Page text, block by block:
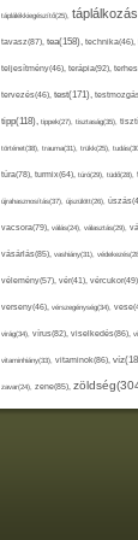
táplálékkiegészítő(25),
tavasz(87), tea(158), technika(46),
teljesítmény(46), terápia(92),
tervezés(46), test(171),
tipp(118), tippek(27), tisztaság(35),
történet(38), trauma(31), trükk(25),
túra(78), turmix(64), túró(29), tüdő(28),
újrahasznosítás(37), újszülött(26),
vacsora(79), válás(24), választás(29),
vásárlás(85), vashiány(31),
vélemény(57), vér(41), vércukor(49),
verseny(46), vérszegénység(34),
virág(34), vírus(82), viselkedés(86),
vitaminhiány(33), vitaminok(86),
zavar(24), zene(85),